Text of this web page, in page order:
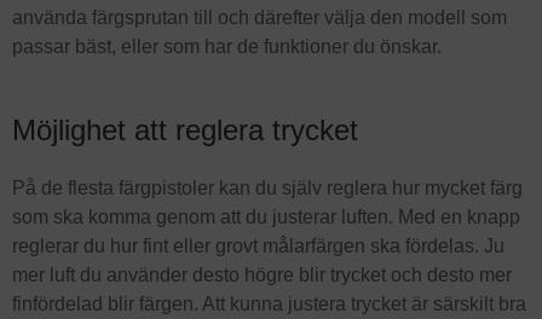
använda färgsprutan till och därefter välja den modell som
passar bäst, eller som har de funktioner du önskar.
Möjlighet att reglera trycket
På de flesta färgpistoler kan du själv reglera hur mycket färg
som ska komma genom att du justerar luften. Med en knapp
reglerar du hur fint eller grovt målarfärgen ska fördelas. Ju
mer luft du använder desto högre blir trycket och desto mer
finfördelad blir färgen. Att kunna justera trycket är särskilt bra